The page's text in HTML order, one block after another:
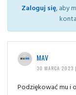
Zaloguj się, aby
MAV
30 MARCA 2023
Podziękować mu i